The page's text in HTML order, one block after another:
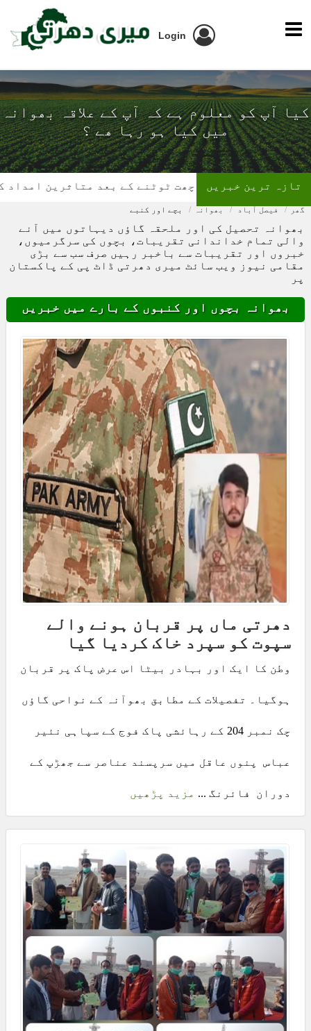
Login
کیا آپ کو معلوم ہے کہ آپ کے علاقہ بھوانہ
میں کیا ہو رہا ھے ؟
گھر کی چھت ٹوٹنے کے بعد متاثرین امداد کے
تازہ ترین خبریں
گھر فیصل آباد بھوانہ بچے اور کنبے
بھوانہ تحصیل کی اور ملحقہ گاؤں دیہاتوں میں آنے
والی تمام خداندانی تقریبات، بچوں کی سرگرمیوں،
خبروں اور تقریبات سے باخبر رہیں صرف سب سے بڑی
مقامی نیوز ویب سائٹ میری دھرتی ڈاٹ پی کے پاکستان
پر
بھوانہ بچوں اور کنبوں کے بارے میں خبریں
دھرتی ماں پر قربان ہونے والے
سپوت کو سپرد خاک کردیا گیا
وطن کا ایک اور بہادر بیٹا اس عرض پاک پر قربان
ہوگیا۔ تفصیلات کے مطابق بھوآنہ کے نواحی گاؤں
چک نمبر 204 کے رہائشی پاک فوج کے سپاہی نئیر
عباس پنوں عاقل میں سرپسند عناصر سے جھڑپ کے
دوران فائرنگ ... مزید پڑھیں